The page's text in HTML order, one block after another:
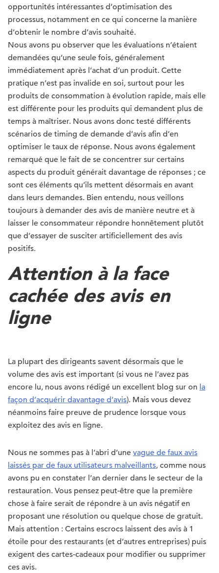
opportunités intéressantes d’optimisation des
processus, notamment en ce qui concerne la manière
d’obtenir le nombre d’avis souhaité.
Nous avons pu observer que les évaluations n’étaient
demandées qu’une seule fois, généralement
immédiatement après l’achat d’un produit. Cette
pratique n’est pas invalide en soi, surtout pour les
produits de consommation à évolution rapide, mais elle
est différente pour les produits qui demandent plus de
temps à maîtriser. Nous avons donc testé différents
scénarios de timing de demande d’avis afin d’en
optimiser le taux de réponse. Nous avons également
remarqué que le fait de se concentrer sur certains
aspects du produit générait davantage de réponses ; ce
sont ces éléments qu’ils mettent désormais en avant
dans leurs demandes. Bien entendu, nous veillons
toujours à demander des avis de manière neutre et à
laisser le consommateur répondre honnêtement plutôt
que d’essayer de susciter artificiellement des avis
positifs.
Attention à la face
cachée des avis en
ligne
La plupart des dirigeants savent désormais que le
volume des avis est important (si vous ne l’avez pas
encore lu, nous avons rédigé un excellent blog sur on la
façon d’acquérir davantage d’avis). Mais vous devez
néanmoins faire preuve de prudence lorsque vous
exploitez des avis en ligne.
Nous ne sommes pas à l’abri d’une vague de faux avis
laissés par de faux utilisateurs malveillants, comme nous
avons pu en constater l’an dernier dans le secteur de la
restauration. Vous pensez peut-être que la première
chose à faire serait de répondre à un avis négatif en
proposant une résolution ou quelque chose de gratuit.
Mais attention : Certains escrocs laissent des avis à 1
étoile pour des restaurants (et d’autres entreprises) puis
exigent des cartes-cadeaux pour modifier ou supprimer
ces avis.